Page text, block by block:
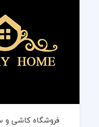
فروشگاه کاشی و